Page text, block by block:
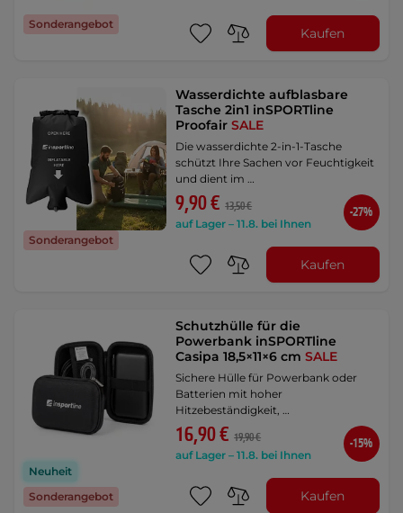
Sonderangebot
Kaufen
Sonderangebot
Wasserdichte aufblasbare
Tasche 2in1 inSPORTline
ProofairSALE
Die wasserdichte 2-in-1-Tasche
schützt Ihre Sachen vor Feuchtigkeit
und dient im …
9,90 € 13,50 €
auf Lager – 11.8. bei Ihnen
-27%
Kaufen
Neuheit
Sonderangebot
Schutzhülle für die
Powerbank inSPORTline
Casipa 18,5×11×6 cmSALE
Sichere Hülle für Powerbank oder
Batterien mit hoher
Hitzebeständigkeit, …
16,90 € 19,90 €
auf Lager – 11.8. bei Ihnen
-15%
Kaufen